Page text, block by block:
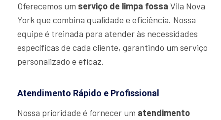
Oferecemos um serviço de limpa fossa Vila Nova
York que combina qualidade e eficiência. Nossa
equipe é treinada para atender às necessidades
específicas de cada cliente, garantindo um serviço
personalizado e eficaz.
Atendimento Rápido e Profissional
Nossa prioridade é fornecer um atendimento